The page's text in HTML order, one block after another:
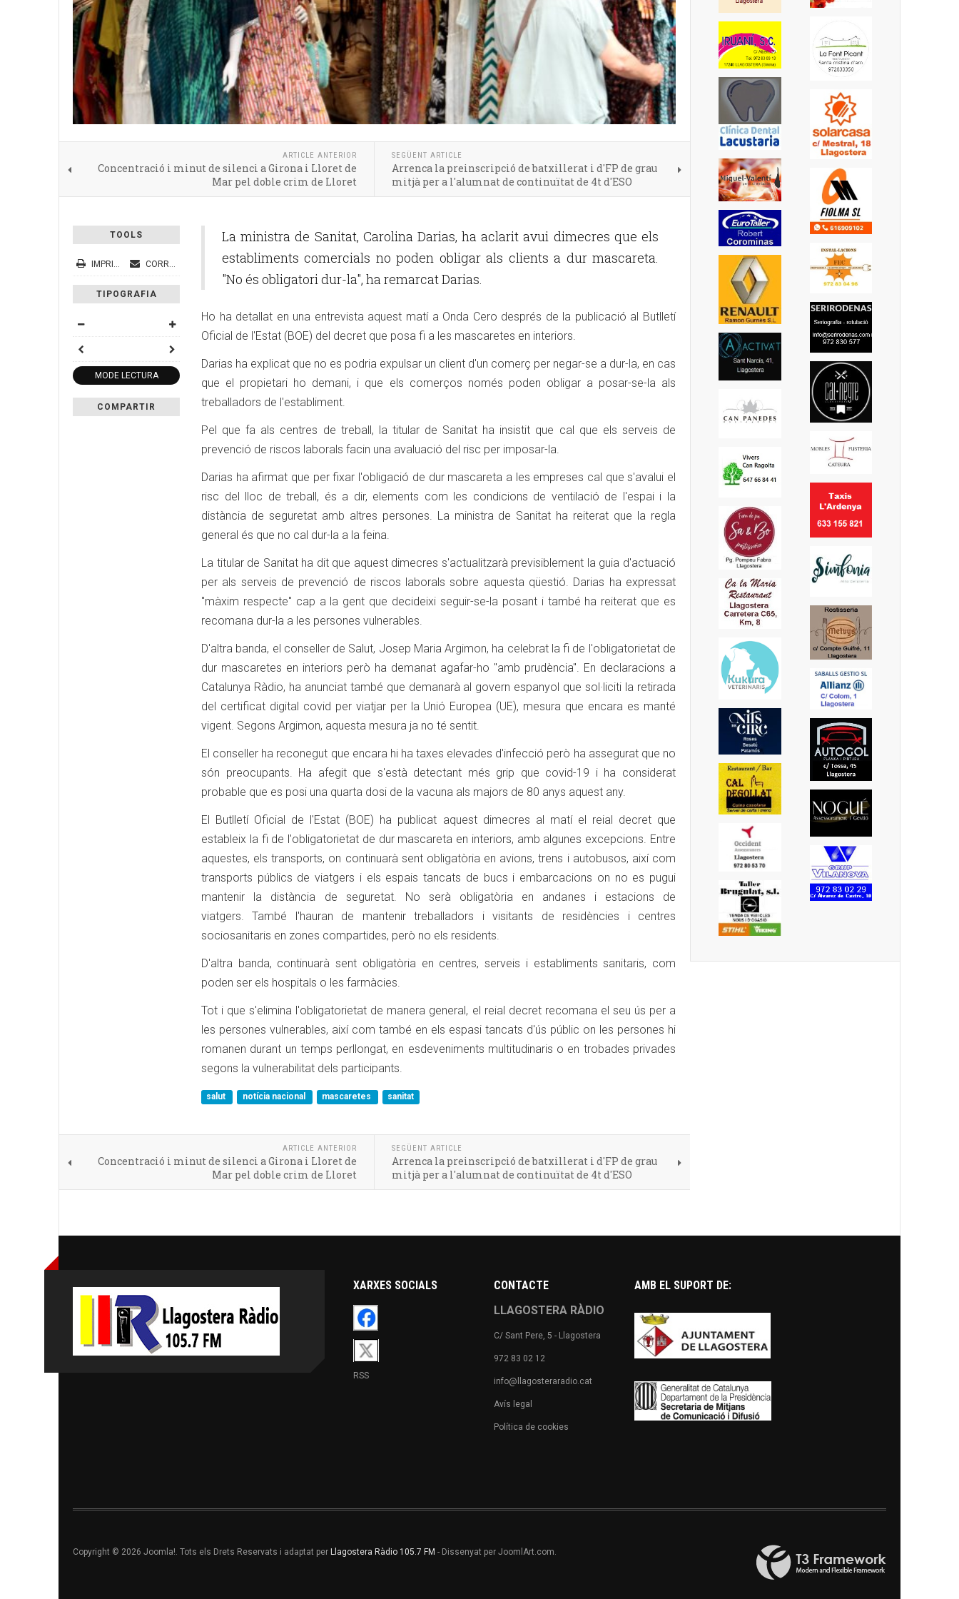
ARTICLE ANTERIOR
Concentració i minut de silenci a Girona i Lloret de
Mar pel doble crim de Lloret
SEGÜENT ARTICLE
Arrenca la preinscripció de batxillerat i d'FP de grau
mitjà per a l'alumnat de continuïtat de 4t d'ESO
TOOLS
IMPRIMEIX CORREU ELECTRÒNIC
TIPOGRAFIA
MODE LECTURA
COMPARTIR
La ministra de Sanitat, Carolina Darias, ha aclarit avui dimecres que els
establiments comercials no poden obligar als clients a dur mascareta.
"No és obligatori dur-la", ha remarcat Darias.
Ho ha detallat en una entrevista aquest matí a Onda Cero després de la publicació al Butlletí
Oficial de l'Estat (BOE) del decret que posa fi a les mascaretes en interiors.
Darias ha explicat que no es podria expulsar un client d'un comerç per negar-se a dur-la, en cas
que el propietari ho demani, i que els comerços només poden obligar a posar-se-la als
treballadors de l'establiment.
Pel que fa als centres de treball, la titular de Sanitat ha insistit que cal que els serveis de
prevenció de riscos laborals facin una avaluació del risc per imposar-la.
Darias ha afirmat que per fixar l'obligació de dur mascareta a les empreses cal que s'avalui el
risc del lloc de treball, és a dir, elements com les condicions de ventilació de l'espai i la
distància de seguretat amb altres persones. La ministra de Sanitat ha reiterat que la regla
general és que no cal dur-la a la feina.
La titular de Sanitat ha dit que aquest dimecres s'actualitzarà previsiblement la guia d'actuació
per als serveis de prevenció de riscos laborals sobre aquesta qüestió. Darias ha expressat
"màxim respecte" cap a la gent que decideixi seguir-se-la posant i també ha reiterat que es
recomana dur-la a les persones vulnerables.
D'altra banda, el conseller de Salut, Josep Maria Argimon, ha celebrat la fi de l'obligatorietat de
dur mascaretes en interiors però ha demanat agafar-ho "amb prudència". En declaracions a
Catalunya Ràdio, ha anunciat també que demanarà al govern espanyol que sol·liciti la retirada
del certificat digital covid per viatjar per la Unió Europea (UE), mesura que encara es manté
vigent. Segons Argimon, aquesta mesura ja no té sentit.
El conseller ha reconegut que encara hi ha taxes elevades d'infecció però ha assegurat que no
són preocupants. Ha afegit que s'està detectant més grip que covid-19 i ha considerat
probable que es posi una quarta dosi de la vacuna als majors de 80 anys aquest any.
El Butlletí Oficial de l'Estat (BOE) ha publicat aquest dimecres al matí el reial decret que
estableix la fi de l'obligatorietat de dur mascareta en interiors, amb algunes excepcions. Entre
aquestes, els transports, on continuarà sent obligatòria en avions, trens i autobusos, així com
transports públics de viatgers i els espais tancats de bucs i embarcacions on no es pugui
mantenir la distància de seguretat. No serà obligatòria en andanes i estacions de
viatgers. També l'hauran de mantenir treballadors i visitants de residències i centres
sociosanitaris en zones compartides, però no els residents.
D'altra banda, continuarà sent obligatòria en centres, serveis i establiments sanitaris, com
poden ser els hospitals o les farmàcies.
Tot i que s'elimina l'obligatorietat de manera general, el reial decret recomana el seu ús per a
les persones vulnerables, així com també en els espasi tancats d'ús públic on les persones hi
romanen durant un temps perllongat, en esdeveniments multitudinaris o en trobades privades
segons la vulnerabilitat dels participants.
salut notícia nacional mascaretes sanitat
ARTICLE ANTERIOR
Concentració i minut de silenci a Girona i Lloret de
Mar pel doble crim de Lloret
SEGÜENT ARTICLE
Arrenca la preinscripció de batxillerat i d'FP de grau
mitjà per a l'alumnat de continuïtat de 4t d'ESO
XARXES SOCIALS
RSS
CONTACTE
LLAGOSTERA RÀDIO
C/ Sant Pere, 5 - Llagostera
972 83 02 12
info@llagosteraradio.cat
Avís legal
Política de cookies
AMB EL SUPORT DE:
Copyright © 2026 Joomla!. Tots els Drets Reservats i adaptat per Llagostera Ràdio 105.7 FM - Dissenyat per JoomlArt.com.